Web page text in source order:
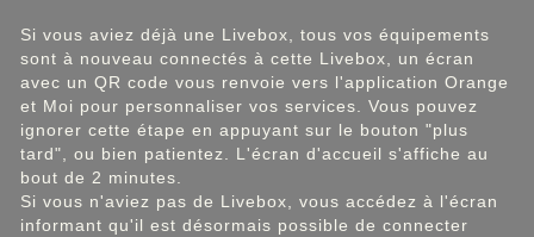
Si vous aviez déjà une Livebox, tous vos équipements
sont à nouveau connectés à cette Livebox, un écran
avec un QR code vous renvoie vers l'application Orange
et Moi pour personnaliser vos services. Vous pouvez
ignorer cette étape en appuyant sur le bouton "plus
tard", ou bien patientez. L'écran d'accueil s'affiche au
bout de 2 minutes.
Si vous n'aviez pas de Livebox, vous accédez à l'écran
informant qu'il est désormais possible de connecter